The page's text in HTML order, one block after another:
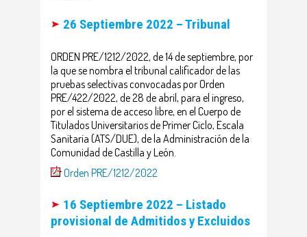
26 Septiembre 2022 – Tribunal
ORDEN PRE/1212/2022, de 14 de septiembre, por
la que se nombra el tribunal calificador de las
pruebas selectivas convocadas por Orden
PRE/422/2022, de 28 de abril, para el ingreso,
por el sistema de acceso libre, en el Cuerpo de
Titulados Universitarios de Primer Ciclo, Escala
Sanitaria (ATS/DUE), de la Administración de la
Comunidad de Castilla y León.
Orden PRE/1212/2022
16 Septiembre 2022 – Listado
provisional de Admitidos y Excluidos